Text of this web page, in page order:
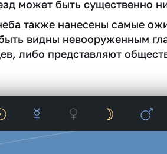
может быть существенно
также нанесены самые
видны невооруженным
либо представляют